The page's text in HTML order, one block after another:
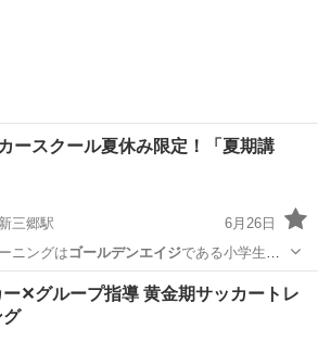
ースクール夏休み限定！「夏期講
三郷駅
6月26日
ニングはゴールデンエイジである小学生年
サッカー 夏休み
✕グループ指導 黄金期サッカートレ
グ